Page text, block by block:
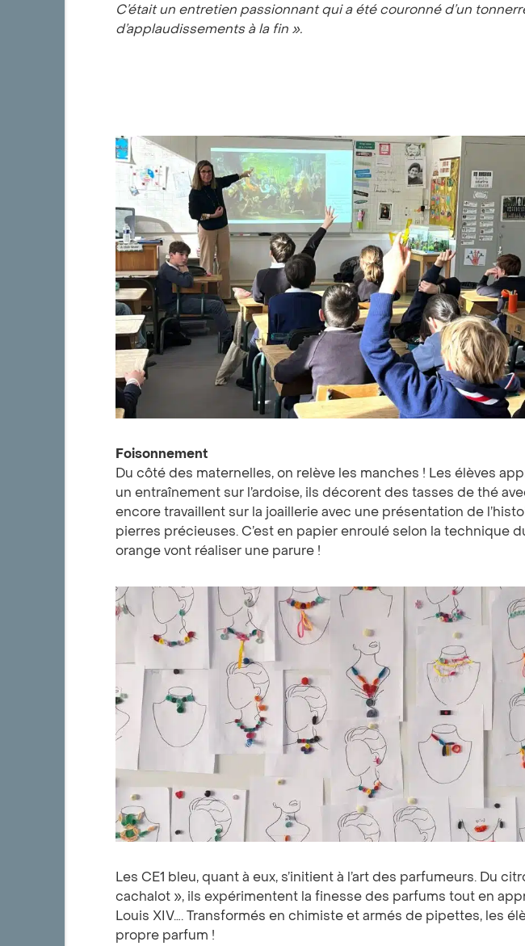
C’était un entretien passionnant qui a été couronné d’un
d’applaudissements à la fin ».
Foisonnement
Du côté des maternelles, on relève les manches ! Les élèves
un entraînement sur l’ardoise, ils décorent des tasses de thé
encore travaillent sur la joaillerie avec une présentation de
pierres précieuses. C’est en papier enroulé selon la technique
orange vont réaliser une parure !
Les CE1 bleu, quant à eux, s’initient à l’art des parfumeurs. Du
cachalot », ils expérimentent la finesse des parfums tout en
Louis XIV…. Transformés en chimiste et armés de pipettes, les
propre parfum !